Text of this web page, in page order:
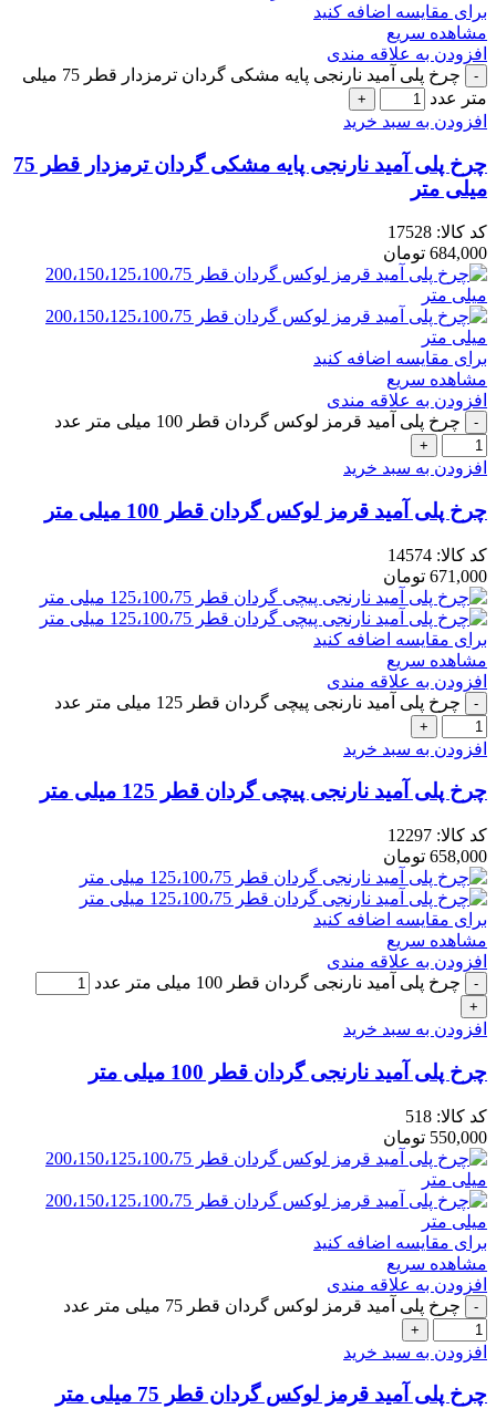
برای مقایسه اضافه کنید
مشاهده سریع
افزودن به علاقه مندی
چرخ پلی آمید نارنجی پایه مشکی گردان ترمزدار قطر 75 میلی
متر عدد
افزودن به سبد خرید
چرخ پلی آمید نارنجی پایه مشکی گردان ترمزدار قطر 75
میلی متر
کد کالا: 17528
684,000 تومان
برای مقایسه اضافه کنید
مشاهده سریع
افزودن به علاقه مندی
چرخ پلی آمید قرمز لوکس گردان قطر 100 میلی متر عدد
افزودن به سبد خرید
چرخ پلی آمید قرمز لوکس گردان قطر 100 میلی متر
کد کالا: 14574
671,000 تومان
برای مقایسه اضافه کنید
مشاهده سریع
افزودن به علاقه مندی
چرخ پلی آمید نارنجی پیچی گردان قطر 125 میلی متر عدد
افزودن به سبد خرید
چرخ پلی آمید نارنجی پیچی گردان قطر 125 میلی متر
کد کالا: 12297
658,000 تومان
برای مقایسه اضافه کنید
مشاهده سریع
افزودن به علاقه مندی
چرخ پلی آمید نارنجی گردان قطر 100 میلی متر عدد
افزودن به سبد خرید
چرخ پلی آمید نارنجی گردان قطر 100 میلی متر
کد کالا: 518
550,000 تومان
برای مقایسه اضافه کنید
مشاهده سریع
افزودن به علاقه مندی
چرخ پلی آمید قرمز لوکس گردان قطر 75 میلی متر عدد
افزودن به سبد خرید
چرخ پلی آمید قرمز لوکس گردان قطر 75 میلی متر